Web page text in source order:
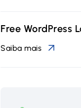
Free WordPress
Saiba mais